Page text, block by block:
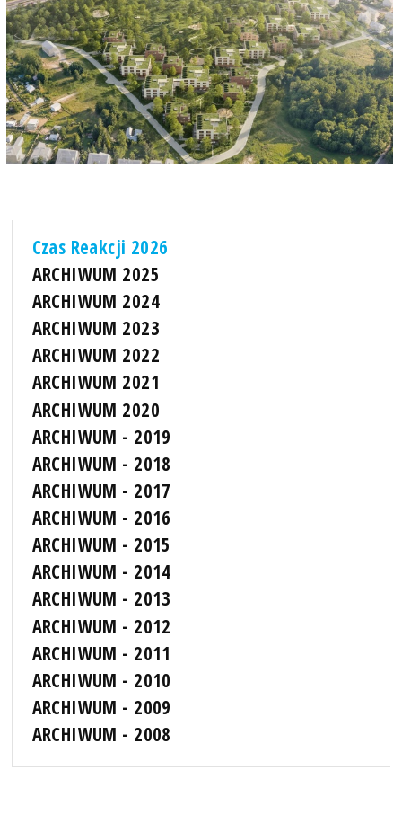
Czas Reakcji 2026
ARCHIWUM 2025
ARCHIWUM 2024
ARCHIWUM 2023
ARCHIWUM 2022
ARCHIWUM 2021
ARCHIWUM 2020
ARCHIWUM - 2019
ARCHIWUM - 2018
ARCHIWUM - 2017
ARCHIWUM - 2016
ARCHIWUM - 2015
ARCHIWUM - 2014
ARCHIWUM - 2013
ARCHIWUM - 2012
ARCHIWUM - 2011
ARCHIWUM - 2010
ARCHIWUM - 2009
ARCHIWUM - 2008